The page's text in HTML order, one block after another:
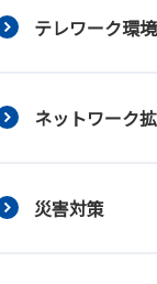
テレワーク環
ネットワーク
災害対策